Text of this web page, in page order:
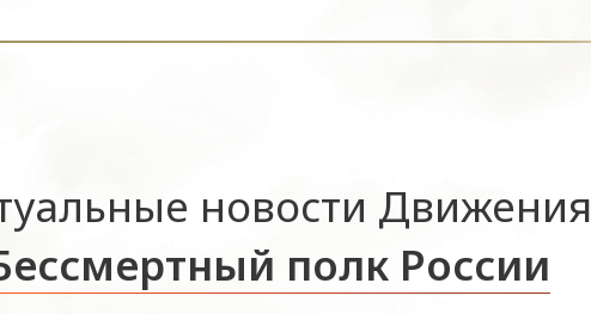
новости Движения
полк России